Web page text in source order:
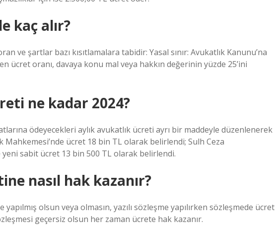
kaç alır?
ve şartlar bazı kısıtlamalara tabidir: Yasal sınır: Avukatlık Kanunu’na
ücret oranı, davaya konu mal veya hakkın değerinin yüzde 25’ini
ne kadar 2024?
ödeyecekleri aylık avukatlık ücreti ayrı bir maddeyle düzenlenerek
ücret 18 bin TL olarak belirlendi; Sulh Ceza
sabit ücret 13 bin 500 TL olarak belirlendi.
nasıl hak kazanır?
olsun veya olmasın, yazılı sözleşme yapılırken sözleşmede ücret
geçersiz olsun her zaman ücrete hak kazanır.